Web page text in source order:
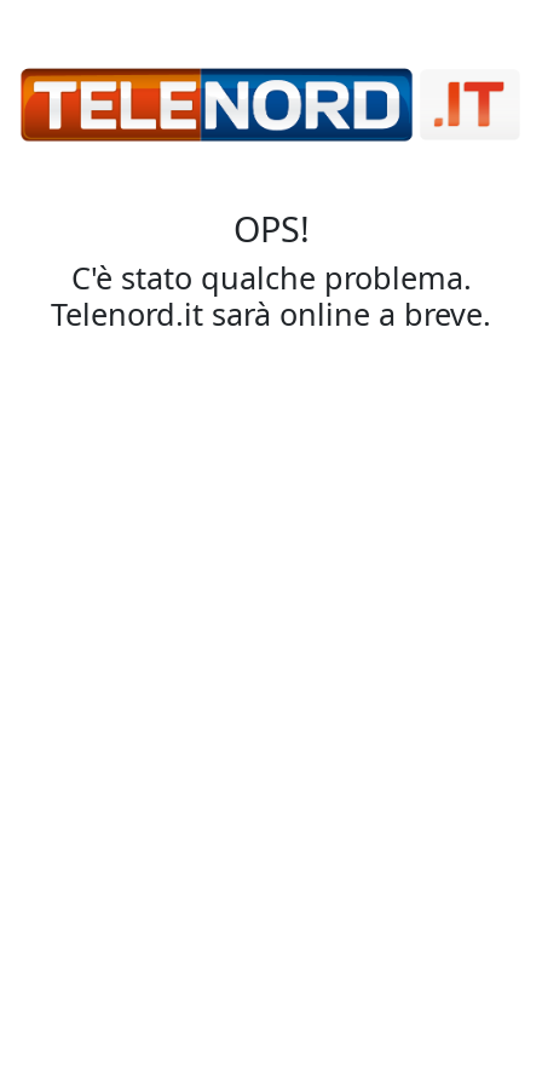
OPS!
C'è stato qualche problema.
Telenord.it sarà online a breve.